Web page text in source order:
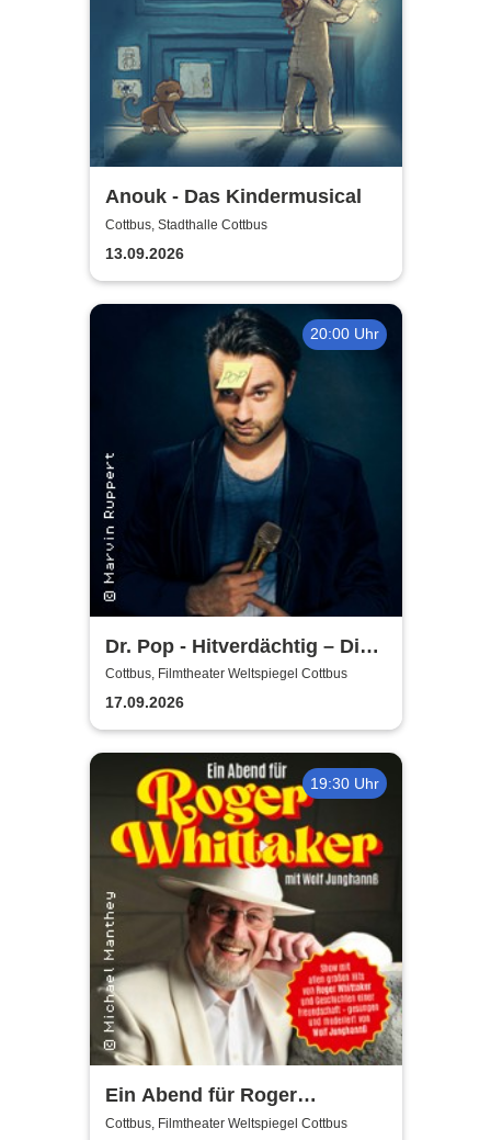
Anouk - Das Kindermusical
Cottbus, Stadthalle Cottbus
13.09.2026
20:00 Uhr
Dr. Pop - Hitverdächtig – Die
Musik-Comedy-Stand-up-
Show! - (ständig aktualisiert)
Cottbus, Filmtheater Weltspiegel Cottbus
17.09.2026
19:30 Uhr
Ein Abend für Roger
Whittaker - Die Bühnenshow
Cottbus, Filmtheater Weltspiegel Cottbus